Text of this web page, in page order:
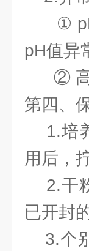
① pH
pH值异
② 高
第四、
1.培
用后，
2.干
已开封
3.个